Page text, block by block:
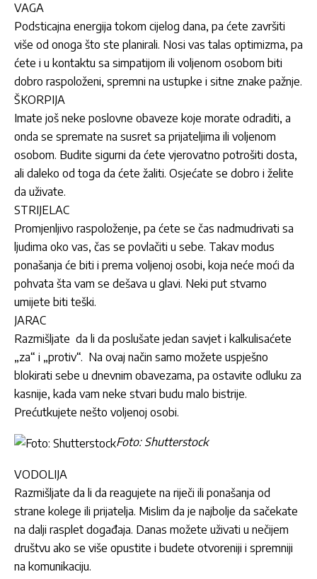
VAGA
Podsticajna energija tokom cijelog dana, pa ćete završiti
više od onoga što ste planirali. Nosi vas talas optimizma, pa
ćete i u kontaktu sa simpatijom ili voljenom osobom biti
dobro raspoloženi, spremni na ustupke i sitne znake pažnje.
ŠKORPIJA
Imate još neke poslovne obaveze koje morate odraditi, a
onda se spremate na susret sa prijateljima ili voljenom
osobom. Budite sigurni da ćete vjerovatno potrošiti dosta,
ali daleko od toga da ćete žaliti. Osjećate se dobro i želite
da uživate.
STRIJELAC
Promjenljivo raspoloženje, pa ćete se čas nadmudrivati sa
ljudima oko vas, čas se povlačiti u sebe. Takav modus
ponašanja će biti i prema voljenoj osobi, koja neće moći da
pohvata šta vam se dešava u glavi. Neki put stvarno
umijete biti teški.
JARAC
Razmišljate da li da poslušate jedan savjet i kalkulisaćete
„za“ i „protiv“. Na ovaj način samo možete uspješno
blokirati sebe u dnevnim obavezama, pa ostavite odluku za
kasnije, kada vam neke stvari budu malo bistrije.
Prećutkujete nešto voljenoj osobi.
Foto: Shutterstock
VODOLIJA
Razmišljate da li da reagujete na riječi ili ponašanja od
strane kolege ili prijatelja. Mislim da je najbolje da sačekate
na dalji rasplet događaja. Danas možete uživati u nečijem
društvu ako se više opustite i budete otvoreniji i spremniji
na komunikaciju.